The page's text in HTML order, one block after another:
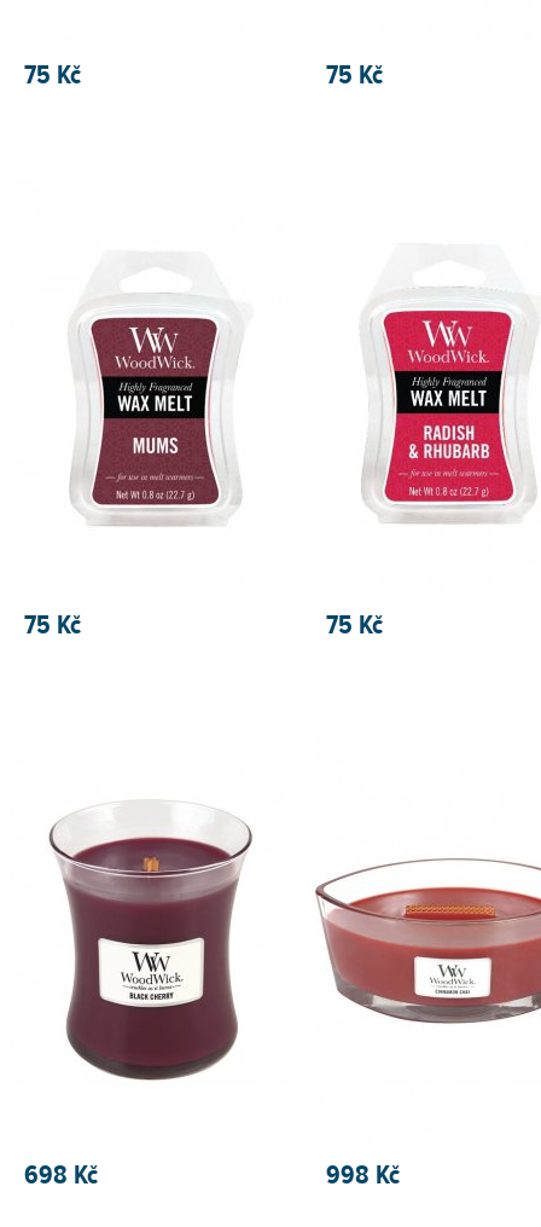
75 Kč 75 Kč
75 Kč 75 Kč
698 Kč 998 Kč